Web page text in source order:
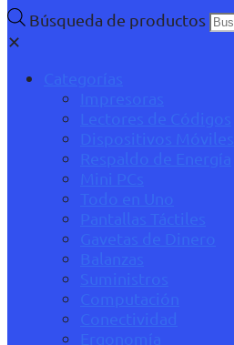
Búsqueda de productos
✕
Categorías
Impresoras
Lectores de Códigos
Dispositivos Móviles
Respaldo de Energía
Mini PCs
Todo en Uno
Pantallas Táctiles
Gavetas de Dinero
Balanzas
Suministros
Computación
Conectividad
Ergonomía